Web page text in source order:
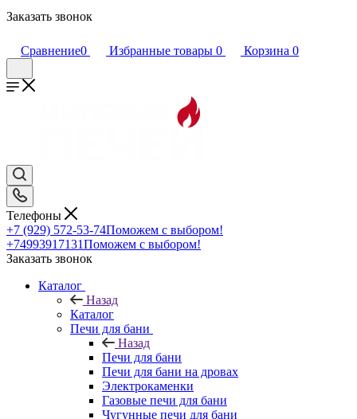
Заказать звонок
Сравнение0 Избранные товары 0 Корзина 0
Телефоны
+7 (929) 572-53-74Поможем с выбором!
+74993917131Поможем с выбором!
Заказать звонок
Каталог
Назад
Каталог
Печи для бани
Назад
Печи для бани
Печи для бани на дровах
Электрокаменки
Газовые печи для бани
Чугунные печи для бани